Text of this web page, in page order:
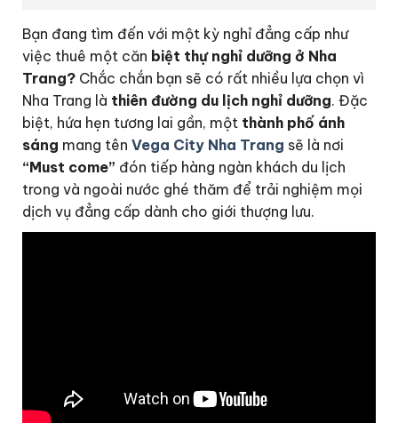
Bạn đang tìm đến với một kỳ nghỉ đẳng cấp như
việc thuê một căn biệt thự nghỉ dưỡng ở Nha
Trang? Chắc chắn bạn sẽ có rất nhiều lựa chọn vì
Nha Trang là thiên đường du lịch nghỉ dưỡng. Đặc
biệt, hứa hẹn tương lai gần, một thành phố ánh
sáng mang tên Vega City Nha Trang sẽ là nơi
“Must come” đón tiếp hàng ngàn khách du lịch
trong và ngoài nước ghé thăm để trải nghiệm mọi
dịch vụ đẳng cấp dành cho giới thượng lưu.